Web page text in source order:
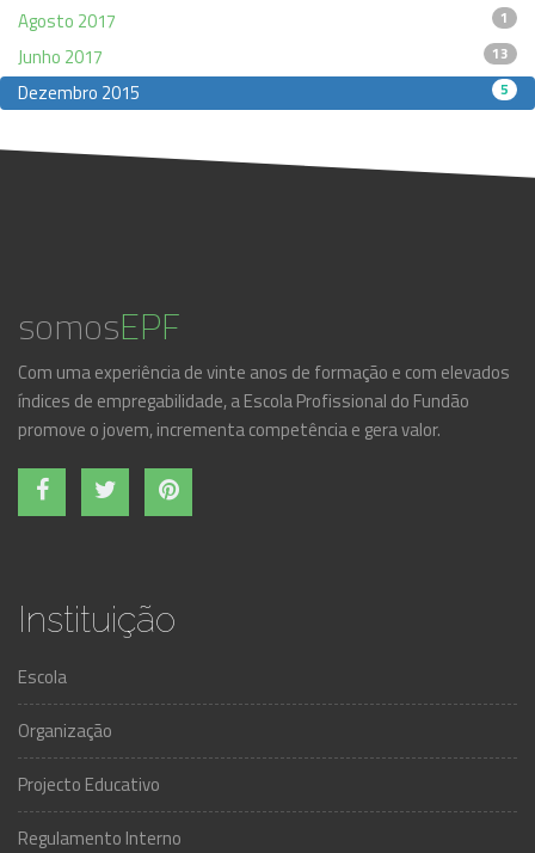
Agosto 2017 1
Junho 2017 13
Dezembro 2015 5
somosEPF
Com uma experiência de vinte anos de formação e com elevados
índices de empregabilidade, a Escola Profissional do Fundão
promove o jovem, incrementa competência e gera valor.
Instituição
Escola
Organização
Projecto Educativo
Regulamento Interno